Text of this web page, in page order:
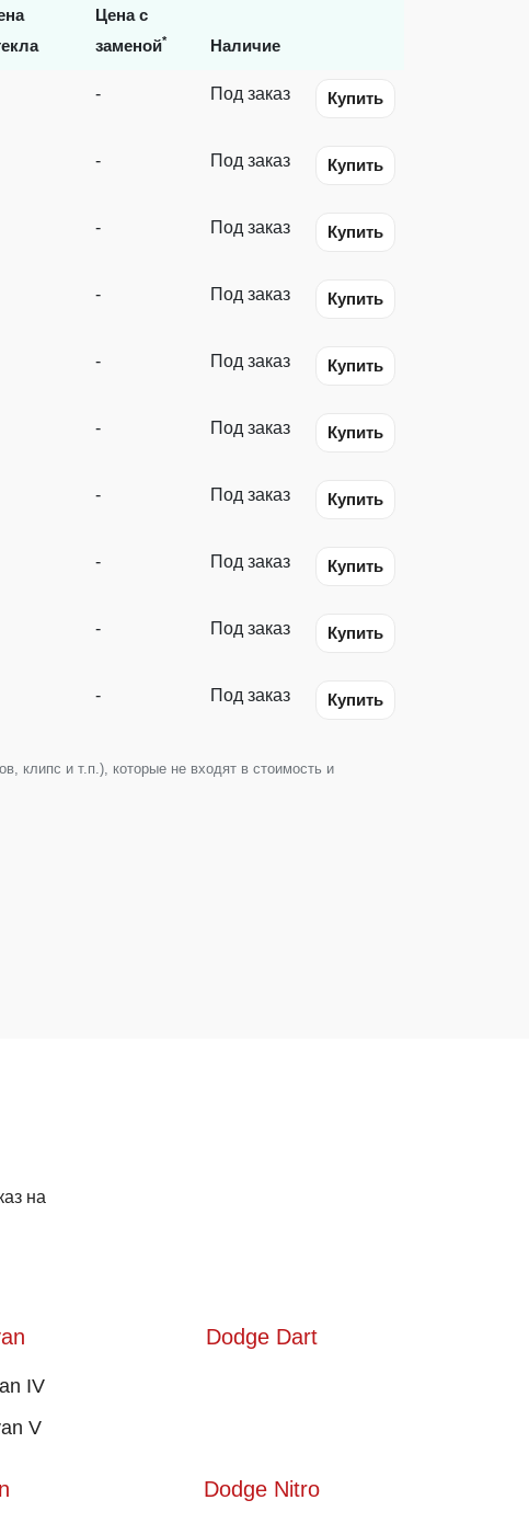
Цена с
заменой* Наличие
- Под заказ Купить
- Под заказ Купить
- Под заказ Купить
- Под заказ Купить
- Под заказ Купить
- Под заказ Купить
- Под заказ Купить
- Под заказ Купить
- Под заказ Купить
- Под заказ Купить
клипс и т.п.), которые не входят в стоимость и
на
IV
V
Dodge Dart
Dodge Nitro